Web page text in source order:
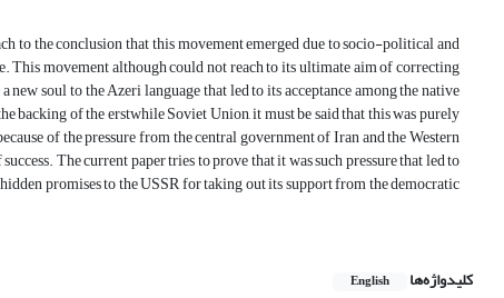
to the conclusion that this movement emerged due to socio-political and
This movement although could not reach to its ultimate aim of correcting
soul to the Azeri language that led to its acceptance among the native
backing of the erstwhile Soviet Union, it must be said that this was purely
of the pressure from the central government of Iran and the Western
The current paper tries to prove that it was such pressure that led to
promises to the USSR for taking out its support from the democratic
کلیدواژه‌ها English